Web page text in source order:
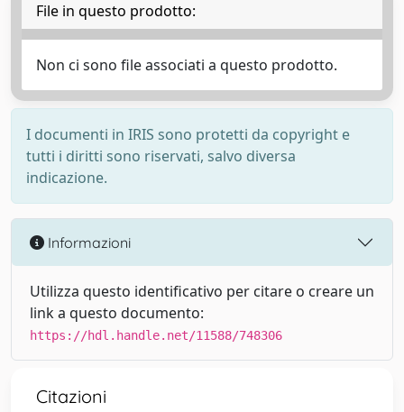
File in questo prodotto:
Non ci sono file associati a questo prodotto.
I documenti in IRIS sono protetti da copyright e
tutti i diritti sono riservati, salvo diversa
indicazione.
Informazioni
Utilizza questo identificativo per citare o creare un
link a questo documento:
https://hdl.handle.net/11588/748306
Citazioni